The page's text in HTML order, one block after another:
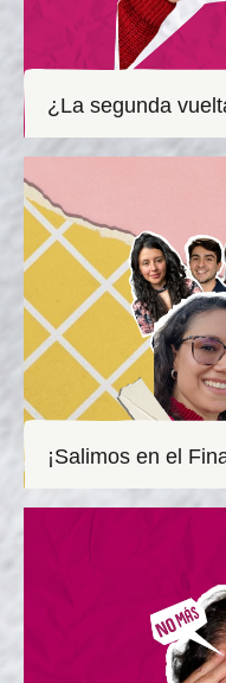
¿La segunda
¡Salimos en el